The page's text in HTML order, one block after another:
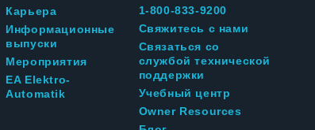
Карьера
Информационные
выпуски
Мероприятия
EA Elektro-
Automatik
1-800-833-9200
Свяжитесь с нами
Связаться со
службой технической
поддержки
Учебный центр
Owner Resources